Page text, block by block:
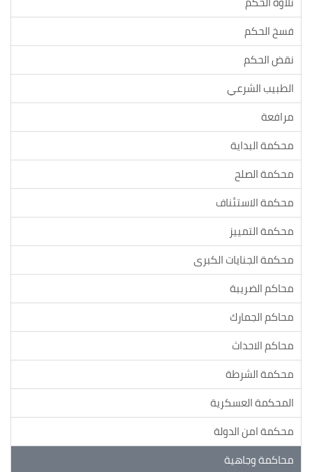
فسخ الحكم
نقض الحكم
الطبيب الشرعي
مرافعة
محكمة البداية
محكمة الصلح
محكمة الاستئناف
محكمة التمييز
محكمة الجنايات الكبرى
محاكم الضريبة
محاكم الجمارك
محاكم الاحداث
محكمة الشرطة
المحكمة العسكرية
محكمة امن الدولة
محاكمة وجاهية